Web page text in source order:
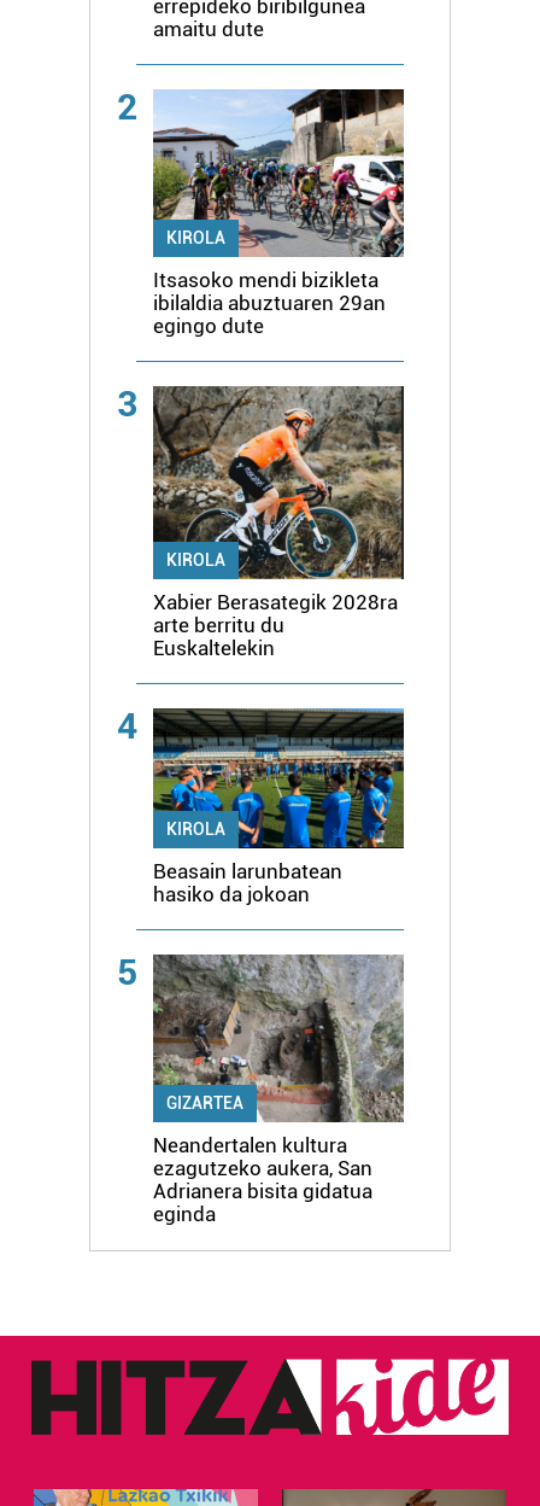
errepideko biribilgunea
amaitu dute
2
KIROLA
Itsasoko mendi bizikleta
ibilaldia abuztuaren 29an
egingo dute
3
KIROLA
Xabier Berasategik 2028ra
arte berritu du
Euskaltelekin
4
KIROLA
Beasain larunbatean
hasiko da jokoan
5
GIZARTEA
Neandertalen kultura
ezagutzeko aukera, San
Adrianera bisita gidatua
eginda